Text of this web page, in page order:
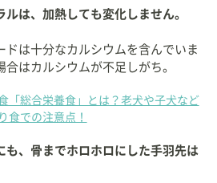
は、加熱しても変化しません。
ドは十分なカルシウムを含んでいま
はカルシウムが不足しがち。
「総合栄養食」とは？老犬や子犬など
食での注意点！
も、骨までホロホロにした手羽先は